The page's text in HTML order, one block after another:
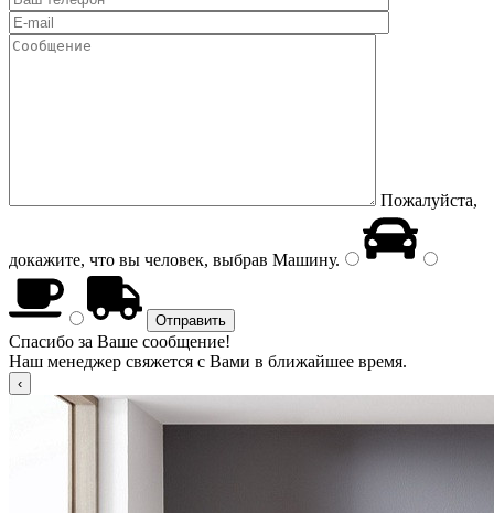
Пожалуйста,
докажите, что вы человек, выбрав Машину.
Спасибо за Ваше сообщение!
Наш менеджер свяжется с Вами в ближайшее время.